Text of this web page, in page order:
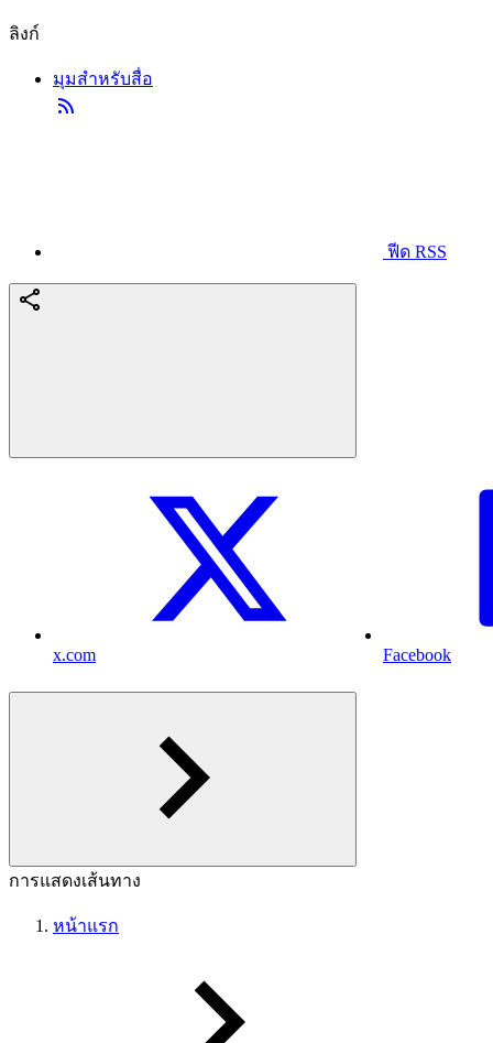
ลิงก์
มุมสำหรับสื่อ
ฟีด RSS
x.com Facebook
การแสดงเส้นทาง
หน้าแรก